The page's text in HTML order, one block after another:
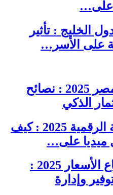
على…
الخليج : تأثير
على الأسر…
العقارات في مصر 2025 : نصائح
الذكي
الصحة النفسية الرقمية 2025 : كيف
ميديا على…
الاقتصاد وارتفاع الأسعار 2025 :
وإدارة